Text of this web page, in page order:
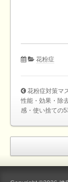
花粉症
花粉症対策マ
性能・効果・除
感・使い捨ての